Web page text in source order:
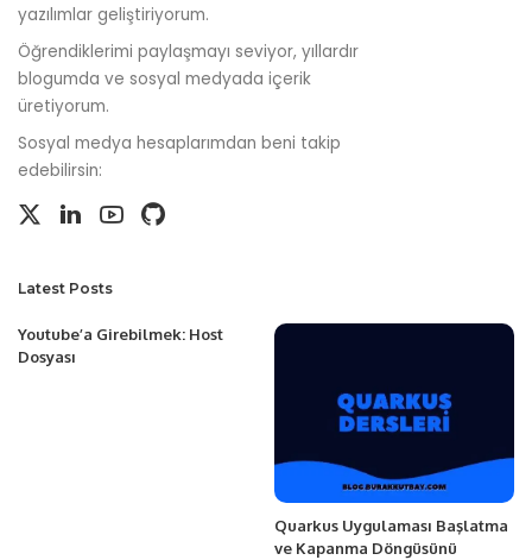
yazılımlar geliştiriyorum.
Öğrendiklerimi paylaşmayı seviyor, yıllardır
blogumda ve sosyal medyada içerik
üretiyorum.
Sosyal medya hesaplarımdan beni takip
edebilirsin:
Latest Posts
Youtube’a Girebilmek: Host
Dosyası
Quarkus Uygulaması Başlatma
ve Kapanma Döngüsünü